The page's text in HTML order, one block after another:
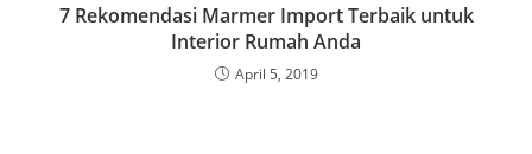
7 Rekomendasi Marmer Import Terbaik untuk
Interior Rumah Anda
April 5, 2019